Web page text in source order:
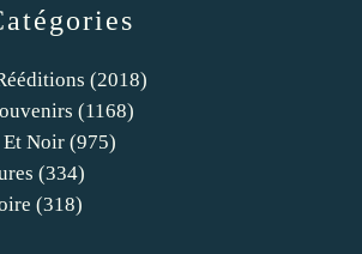
(2018)
(1168)
Et Noir (975)
(334)
(318)